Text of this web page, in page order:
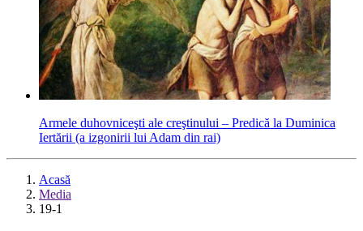
Armele duhovniceşti ale creştinului – Predică la Duminica
Iertării (a izgonirii lui Adam din rai)
Acasă
Media
19-1